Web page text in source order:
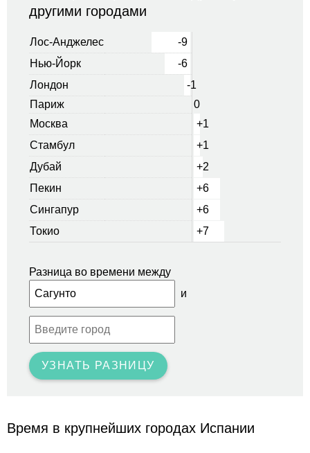
другими городами
Лос-Анджелес
-9
Нью-Йорк
-6
Лондон
-1
Париж
0
Москва
+1
Стамбул
+1
Дубай
+2
Пекин
+6
Сингапур
+6
Токио
+7
Разница во времени между
и
УЗНАТЬ РАЗНИЦУ
Время в крупнейших городах Испании